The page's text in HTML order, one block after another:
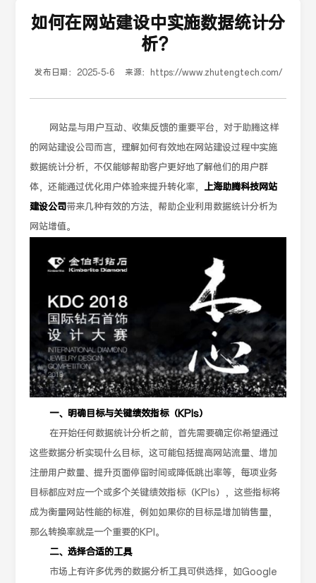
如何在网站建设中实施数据统计分
析？
发布日期： 2025-5-6 来源： https://www.zhutengtech.com/
网站是与用户互动、收集反馈的重要平台，对于助腾这样
的网站建设公司而言，理解如何有效地在网站建设过程中实施
数据统计分析，不仅能够帮助客户更好地了解他们的用户群
体，还能通过优化用户体验来提升转化率， 上海助腾科技网站
建设公司带来几种有效的方法，帮助企业利用数据统计分析为
网站增值。
一、明确目标与关键绩效指标（KPIs）
在开始任何数据统计分析之前，首先需要确定你希望通过
这些数据分析实现什么目标，这可能包括提高网站流量、增加
注册用户数量、提升页面停留时间或降低跳出率等，每项业务
目标都应对应一个或多个关键绩效指标（KPIs），这些指标将
成为衡量网站性能的标准，例如如果你的目标是增加销售量，
那么转换率就是一个重要的KPI。
二、选择合适的工具
市场上有许多优秀的数据分析工具可供选择，如Google